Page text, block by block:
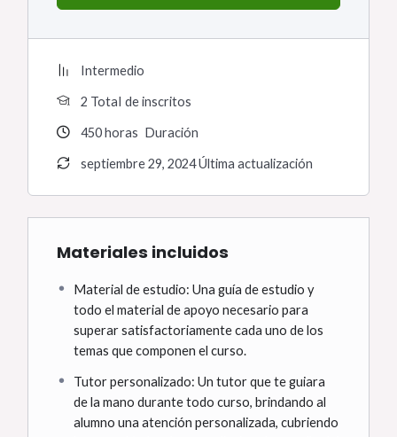
Intermedio
2 TotaI de inscritos
450horas Duración
septiembre 29, 2024 Última actualización
Materiales incluidos
Material de estudio: Una guía de estudio y
todo el material de apoyo necesario para
superar satisfactoriamente cada uno de los
temas que componen el curso.
Tutor personalizado: Un tutor que te guiara
de la mano durante todo curso, brindando al
alumno una atención personalizada, cubriendo